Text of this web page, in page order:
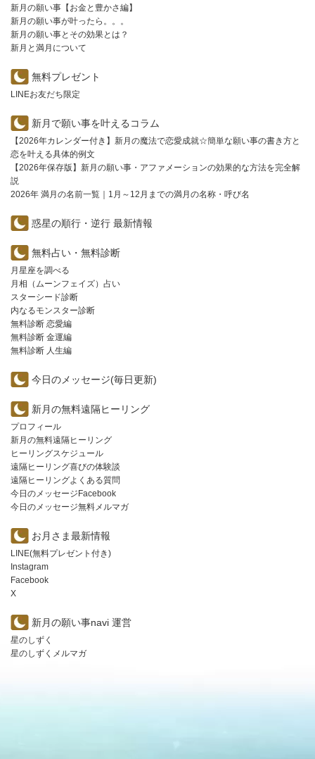
新月の願い事【お金と豊かさ編】
新月の願い事が叶ったら。。。
新月の願い事とその効果とは？
新月と満月について
無料プレゼント
LINEお友だち限定
新月で願い事を叶えるコラム
【2026年カレンダー付き】新月の魔法で恋愛成就☆簡単な願い事の書き方と
恋を叶える具体的例文
【2026年保存版】新月の願い事・アファメーションの効果的な方法を完全解
説
2026年 満月の名前一覧｜1月～12月までの満月の名称・呼び名
惑星の順行・逆行 最新情報
無料占い・無料診断
月星座を調べる
月相（ムーンフェイズ）占い
スターシード診断
内なるモンスター診断
無料診断 恋愛編
無料診断 金運編
無料診断 人生編
今日のメッセージ(毎日更新)
新月の無料遠隔ヒーリング
プロフィール
新月の無料遠隔ヒーリング
ヒーリングスケジュール
遠隔ヒーリング喜びの体験談
遠隔ヒーリングよくある質問
今日のメッセージFacebook
今日のメッセージ無料メルマガ
お月さま最新情報
LINE(無料プレゼント付き)
Instagram
Facebook
X
新月の願い事navi 運営
星のしずく
星のしずくメルマガ